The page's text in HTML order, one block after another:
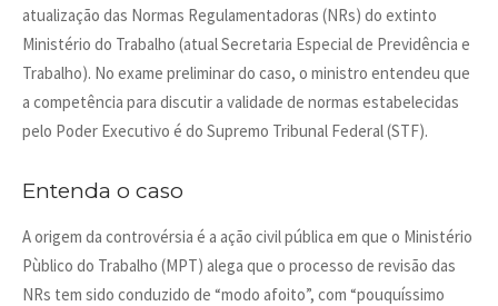
atualização das Normas Regulamentadoras (NRs) do extinto
Ministério do Trabalho (atual Secretaria Especial de Previdência e
Trabalho). No exame preliminar do caso, o ministro entendeu que
a competência para discutir a validade de normas estabelecidas
pelo Poder Executivo é do Supremo Tribunal Federal (STF).
Entenda o caso
A origem da controvérsia é a ação civil pública em que o Ministério
Pùblico do Trabalho (MPT) alega que o processo de revisão das
NRs tem sido conduzido de “modo afoito”, com “pouquíssimo